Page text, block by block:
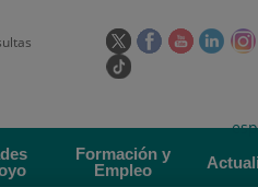
Este
enlace
en
una
ventana
Este
en
una
Este
en
una
Este
en
una
Enlace
aplicación
externa.
idioma
Formación y
Empleo